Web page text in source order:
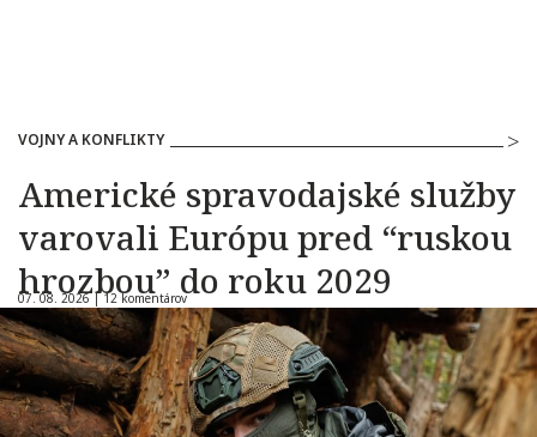
VOJNY A KONFLIKTY
Americké spravodajské služby
varovali Európu pred “ruskou
hrozbou” do roku 2029
07. 08. 2026 |12 komentárov